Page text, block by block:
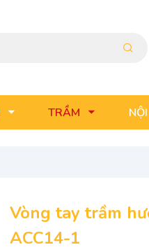
TRẦM
Vòng tay trầm
ACC14-1